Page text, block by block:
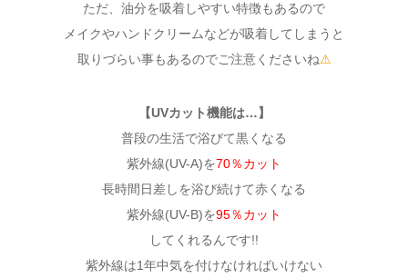
ただ、油分を吸着しやすい特徴もあるので
メイクやハンドクリームなどが吸着してしまうと
取りづらい事もあるのでご注意くださいね⚠
【UVカット機能は…】
普段の生活で浴びて黒くなる
紫外線(UV-A)を70％カット
長時間日差しを浴び続けて赤くなる
紫外線(UV-B)を95％カット
してくれるんです!!
紫外線は1年中気を付けなければいけない